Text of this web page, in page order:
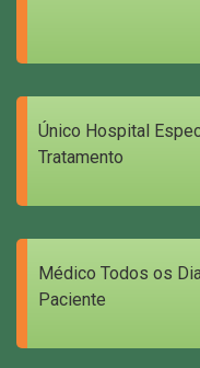
Único Hospital
Tratamento
Médico Todos os
Paciente